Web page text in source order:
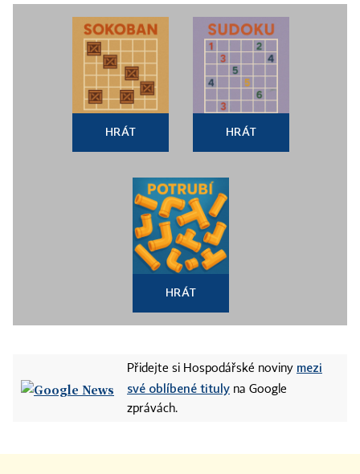
HRÁT HRÁT
HRÁT
Přidejte si Hospodářské noviny mezi
své oblíbené tituly na Google
zprávách.